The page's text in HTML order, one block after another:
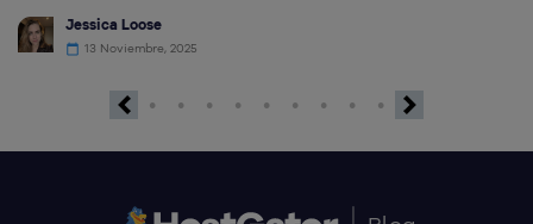
Jessica Loose
13 Noviembre, 2025